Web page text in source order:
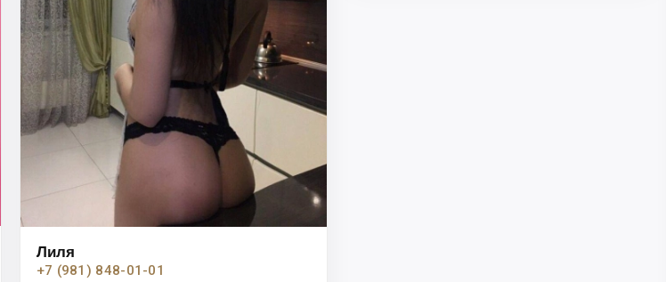
Лиля
+7 (981) 848-01-01